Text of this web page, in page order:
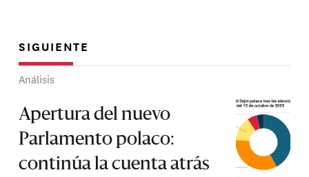
SIGUIENTE
Análisis
Apertura del nuevo
Parlamento polaco:
continúa la cuenta atrás